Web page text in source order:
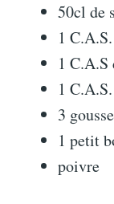
50cl de
1
1 C.A.S
1
3
1 petit
poivre